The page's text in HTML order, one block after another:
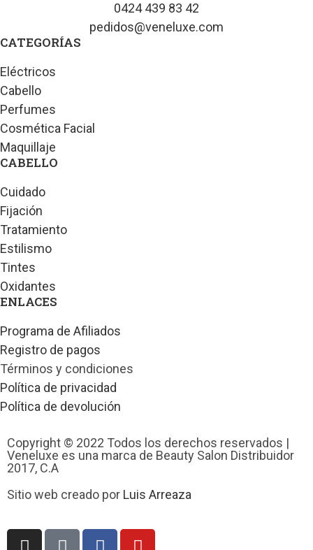
0424 439 83 42
pedidos@veneluxe.com
CATEGORÍAS
Eléctricos
Cabello
Perfumes
Cosmética Facial
Maquillaje
CABELLO
Cuidado
Fijación
Tratamiento
Estilismo
Tintes
Oxidantes
ENLACES
Programa de Afiliados
Registro de pagos
Términos y condiciones
Política de privacidad
Política de devolución
Copyright © 2022 Todos los derechos reservados |
Veneluxe es una marca de Beauty Salon Distribuidor
2017, C.A
Sitio web creado por Luis Arreaza